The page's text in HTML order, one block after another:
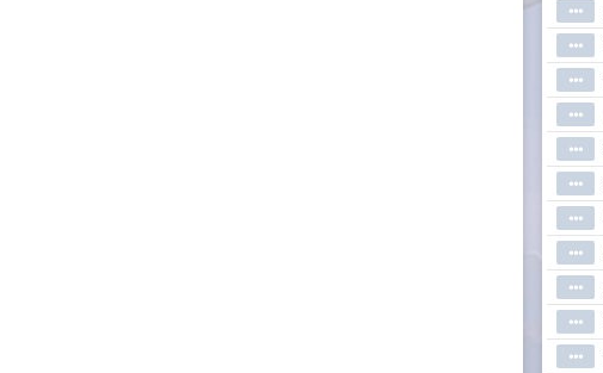
⦁⦁⦁
⦁⦁⦁
⦁⦁⦁
⦁⦁⦁
⦁⦁⦁
⦁⦁⦁
⦁⦁⦁
⦁⦁⦁
⦁⦁⦁
⦁⦁⦁
⦁⦁⦁